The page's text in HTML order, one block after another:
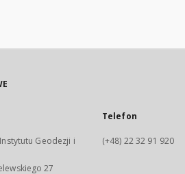
Geodezji i
27
Telefon
(+48) 22 32 91 920